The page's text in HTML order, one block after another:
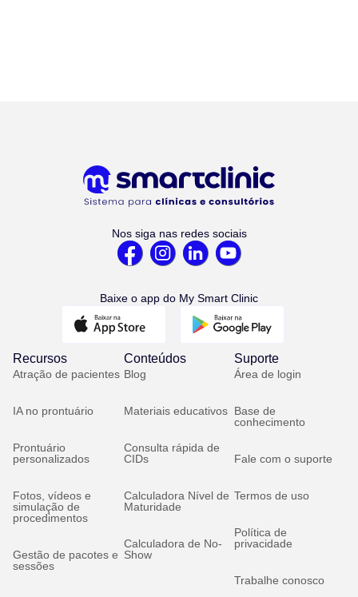
Nos siga nas redes sociais
Baixe o app do My Smart Clinic
Recursos
Atração de pacientes
IA no prontuário
Prontuário
personalizados
Fotos, vídeos e
simulação de
procedimentos
Gestão de pacotes e
sessões
Conteúdos
Blog
Materiais educativos
Consulta rápida de
CIDs
Calculadora Nível de
Maturidade
Calculadora de No-
Show
Suporte
Área de login
Base de
conhecimento
Fale com o suporte
Termos de uso
Política de
privacidade
Trabalhe conosco